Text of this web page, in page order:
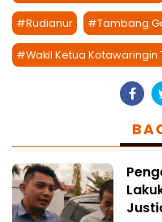
#Rudianur #Tambang
#Wakil Ketua Kotawaringin